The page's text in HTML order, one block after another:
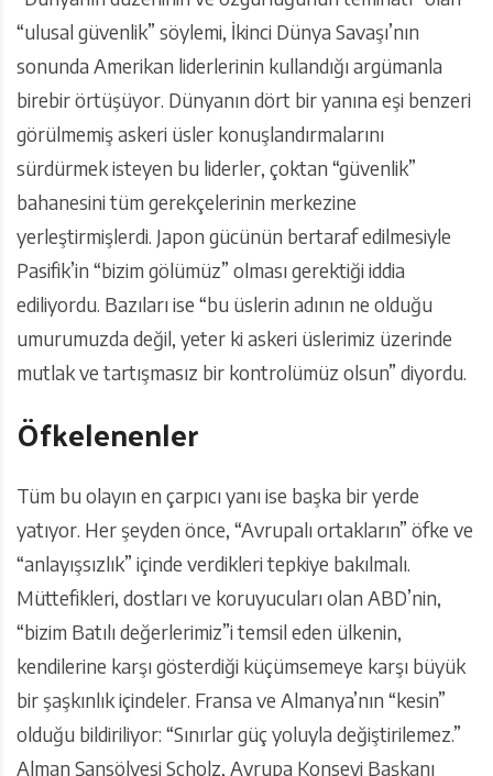
“ulusal güvenlik” söylemi, İkinci Dünya Savaşı’nın
sonunda Amerikan liderlerinin kullandığı argümanla
birebir örtüşüyor. Dünyanın dört bir yanına eşi benzeri
görülmemiş askeri üsler konuşlandırmalarını
sürdürmek isteyen bu liderler, çoktan “güvenlik”
bahanesini tüm gerekçelerinin merkezine
yerleştirmişlerdi. Japon gücünün bertaraf edilmesiyle
Pasifik’in “bizim gölümüz” olması gerektiği iddia
ediliyordu. Bazıları ise “bu üslerin adının ne olduğu
umurumuzda değil, yeter ki askeri üslerimiz üzerinde
mutlak ve tartışmasız bir kontrolümüz olsun” diyordu.
Öfkelenenler
Tüm bu olayın en çarpıcı yanı ise başka bir yerde
yatıyor. Her şeyden önce, “Avrupalı ortakların” öfke ve
“anlayışsızlık” içinde verdikleri tepkiye bakılmalı.
Müttefikleri, dostları ve koruyucuları olan ABD’nin,
“bizim Batılı değerlerimiz”i temsil eden ülkenin,
kendilerine karşı gösterdiği küçümsemeye karşı büyük
bir şaşkınlık içindeler. Fransa ve Almanya’nın “kesin”
olduğu bildiriliyor: “Sınırlar güç yoluyla değiştirilemez.”
Alman Şansölyesi Scholz, Avrupa Konseyi Başkanı